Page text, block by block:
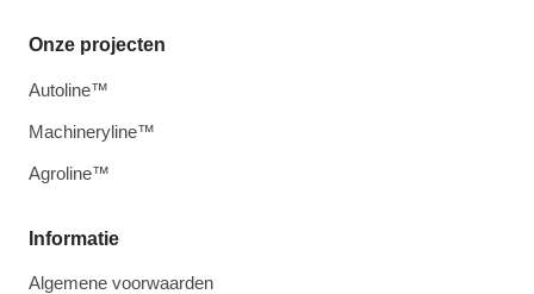
Informatie
Algemene voorwaarden
Onze projecten
Autoline™
Machineryline™
Agroline™